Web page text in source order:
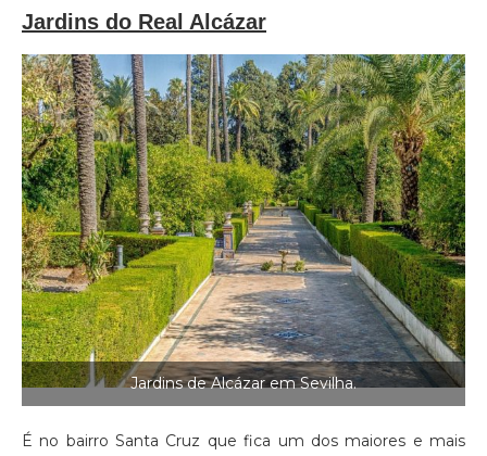
Jardins do Real Alcázar
Jardins de Alcázar em Sevilha.
É no bairro Santa Cruz que fica um dos maiores e mais